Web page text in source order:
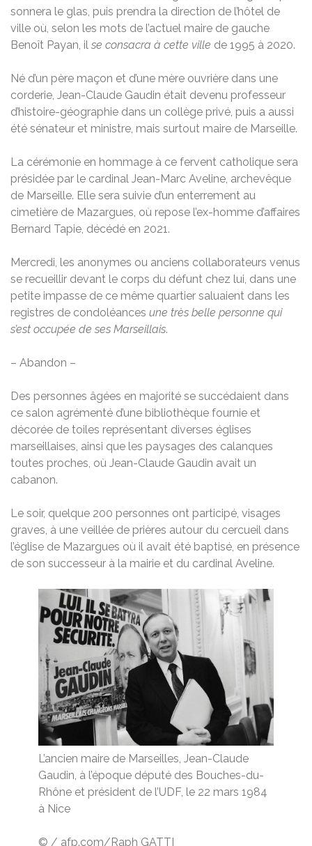
sonnera le glas, puis prendra la direction de l’hôtel de
ville où, selon les mots de l’actuel maire de gauche
Benoît Payan, il se consacra à cette ville de 1995 à 2020.
Né d’un père maçon et d’une mère ouvrière dans une
corderie, Jean-Claude Gaudin était devenu professeur
d’histoire-géographie dans un collège privé, puis a aussi
été sénateur et ministre, mais surtout maire de Marseille.
La cérémonie en hommage à ce fervent catholique sera
présidée par le cardinal Jean-Marc Aveline, archevêque
de Marseille. Elle sera suivie d’un enterrement au
cimetière de Mazargues, où repose l’ex-homme d’affaires
Bernard Tapie, décédé en 2021.
Mercredi, les anonymes ou anciens collaborateurs venus
se recueillir devant le corps du défunt chez lui, dans une
petite impasse de ce même quartier saluaient dans les
registres de condoléances une très belle personne qui
s’est occupée de ses Marseillais.
– Abandon –
Des personnes âgées en majorité se succédaient dans
ce salon agrémenté d’une bibliothèque fournie et
décorée de toiles représentant diverses églises
marseillaises, ainsi que les paysages des calanques
toutes proches, où Jean-Claude Gaudin avait un
cabanon.
Le soir, quelque 200 personnes ont participé, visages
graves, à une veillée de prières autour du cercueil dans
l’église de Mazargues où il avait été baptisé, en présence
de son successeur à la mairie et du cardinal Aveline.
L’ancien maire de Marseilles, Jean-Claude
Gaudin, à l’époque député des Bouches-du-
Rhône et président de l’UDF, le 22 mars 1984
à Nice
© / afp.com/Raph GATTI